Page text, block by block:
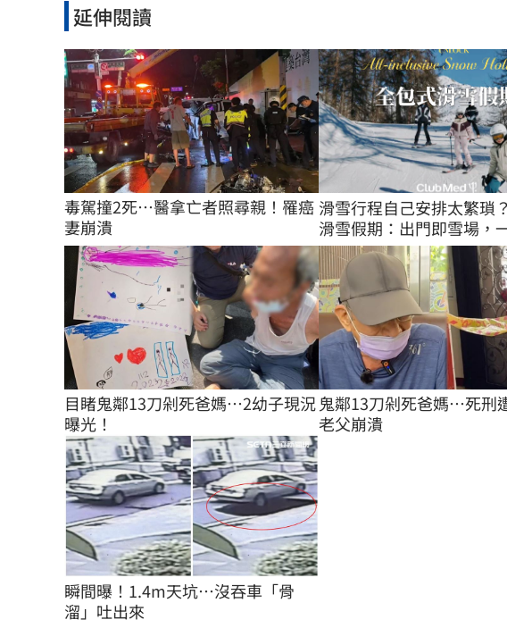
延伸閱讀
毒駕撞2死…醫拿亡者照尋親！罹癌
妻崩潰
滑雪行程自己安排太繁瑣
滑雪假期：出門即雪場，
目睹鬼鄰13刀剁死爸媽…2幼子現況
曝光！
鬼鄰13刀剁死爸媽…死刑
老父崩潰
瞬間曝！1.4m天坑…沒吞車「骨
溜」吐出來